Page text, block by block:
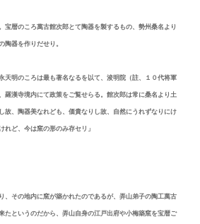
暦のころ萬古館次郎とて陶器を製するもの、勢州桑名より
陶器を作りだせり。
天明のころは最も著名なるを以て、浚明院（註、１０代将軍
羅漢寺境内にて政策をご覧せらる。館次郎は常に桑名より土
故、陶器美なれども、価貴なりし故、自然にうれずなりにけ
ど、今は窯の形のみ存セリ」
、その地内に窯が築かれたのであるが、弄山弟子の陶工萬古
たというのだから、弄山自身の江戸出府や小梅築窯を宝暦ご